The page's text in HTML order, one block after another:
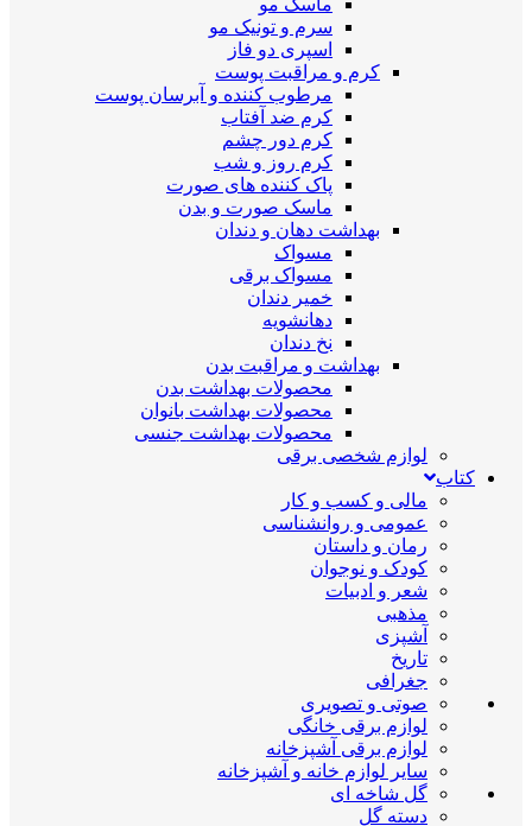
ماسک مو
سرم و تونیک مو
اسپری دو فاز
کرم و مراقبت پوست
مرطوب کننده و آبرسان پوست
کرم ضد آفتاب
کرم دور چشم
کرم روز و شب
پاک کننده های صورت
ماسک صورت و بدن
بهداشت دهان و دندان
مسواک
مسواک برقی
خمیر دندان
دهانشویه
نخ دندان
بهداشت و مراقبت بدن
محصولات بهداشت بدن
محصولات بهداشت بانوان
محصولات بهداشت جنسی
لوازم شخصی برقی
کتاب
مالی و کسب و کار
عمومی و روانشناسی
رمان و داستان
کودک و نوجوان
شعر و ادبیات
مذهبی
آشپزی
تاریخ
جغرافی
صوتی و تصویری
لوازم برقی خانگی
لوازم برقی آشپزخانه
سایر لوازم خانه و آشپزخانه
گل شاخه ای
دسته گل